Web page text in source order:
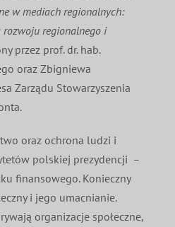
w mediach regionalnych:
regionalnego i
przez prof. dr. hab.
oraz Zbigniewa
Zarządu Stowarzyszenia
oraz ochrona ludzi i
polskiej prezydencji –
finansowego. Konieczny
i jego umacnianie.
organizacje społeczne,